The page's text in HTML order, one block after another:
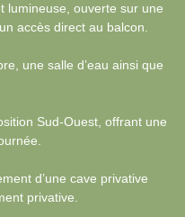
lumineuse, ouverte sur une
accès direct au balcon.
une salle d’eau ainsi que
Sud-Ouest, offrant une
d’une cave privative
privative.